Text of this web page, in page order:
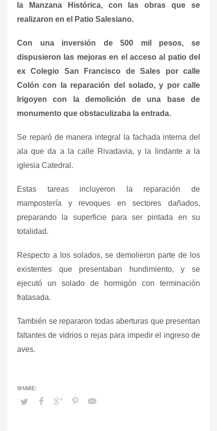
la Manzana Histórica, con las obras que se
realizaron en el Patio Salesiano.
Con una inversión de 500 mil pesos, se
dispusieron las mejoras en el acceso al patio del
ex Colegio San Francisco de Sales por calle
Colón con la reparación del solado, y por calle
Irigoyen con la demolición de una base de
monumento que obstaculizaba la entrada.
Se reparó de manera integral la fachada interna del
ala que da a la calle Rivadavia, y la lindante a la
iglesia Catedral.
Estas tareas incluyeron la reparación de
mampostería y revoques en sectores dañados,
preparando la superficie para ser pintada en su
totalidad.
Respecto a los solados, se demolieron parte de los
existentes que presentaban hundimiento, y se
ejecutó un solado de hormigón con terminación
fratasada.
También se repararon todas aberturas que presentan
faltantes de vidrios o rejas para impedir el ingreso de
aves.